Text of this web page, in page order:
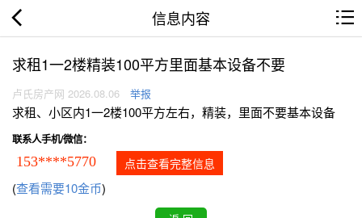
信息内容
求租1一2楼精装100平方里面基本设备不要
卢氏房产网 2026.08.06 举报
求租、小区内1一2楼100平方左右，精装，里面不要基本设备
联系人手机/微信：
153****5770 点击查看完整信息
(查看需要10金币)